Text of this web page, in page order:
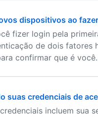
dispositivos ao
fizer login pela
de dois fatores
confirmar que é você.
suas credenciais de
incluem sua